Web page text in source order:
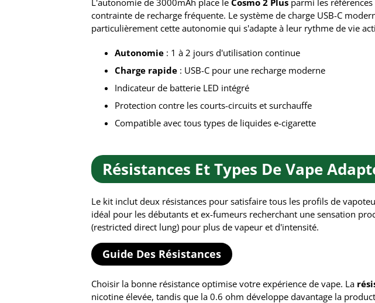
contrainte de recharge fréquente. Le système de charge USB-C
particulièrement cette autonomie qui s'adapte à leur rythme de vie
Autonomie : 1 à 2 jours d'utilisation continue
Charge rapide : USB-C pour une recharge moderne
Indicateur de batterie LED intégré
Protection contre les courts-circuits et surchauffe
Compatible avec tous types de liquides e-cigarette
Résistances Et Types De Vape
Le kit inclut deux résistances pour satisfaire tous les profils de
idéal pour les débutants et ex-fumeurs recherchant une sensation
(restricted direct lung) pour plus de vapeur et d'intensité.
Guide Des Résistances
Choisir la bonne résistance optimise votre expérience de vape. La
nicotine élevée, tandis que la 0.6 ohm développe davantage la